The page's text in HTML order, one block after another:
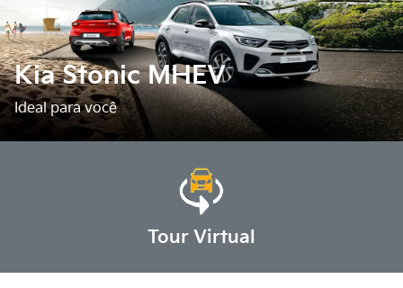
Kia Stonic MHEV
Ideal para você
Tour Virtual